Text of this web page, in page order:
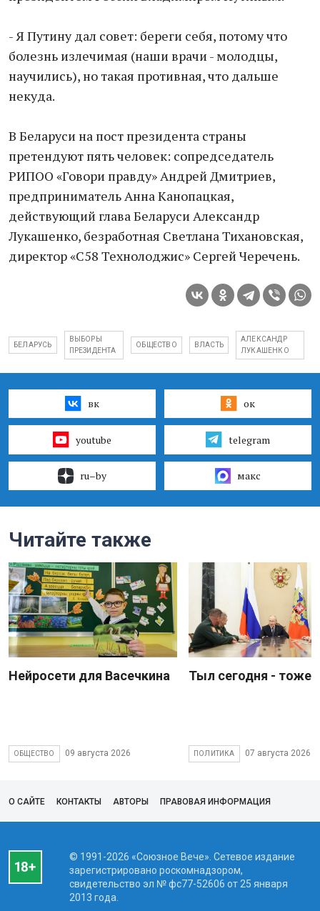
- Я Путину дал совет: береги себя, потому что
болезнь излечимая (наши врачи - молодцы,
научились), но такая противная, что дальше
некуда.
В Беларуси на пост президента страны
претендуют пять человек: сопредседатель
РИПОО «Говори правду» Андрей Дмитриев,
предприниматель Анна Канопацкая,
действующий глава Беларуси Александр
Лукашенко, безработная Светлана Тихановская,
директор «С58 Технолоджис» Сергей Черечень.
БЕЛАРУСЬ
ВЫБОРЫ
ПРЕЗИДЕНТА
ОБЩЕСТВО ВЛАСТЬ
АЛЕКСАНДР
ЛУКАШЕНКО
вк ок
youtube telegram
ru–by макс
Читайте также
Нейросети для Васечкина
ОБЩЕСТВО 09 августа 2026
Тыл сегодня - тоже
ПОЛИТИКА 07 августа 2026
О САЙТЕ КОНТАКТЫ АВТОРЫ ПРАВОВАЯ ИНФОРМАЦИЯ
© 1991-2026 «Союзное Вече». Сетевое издание
зарегистрировано роскомнадзором,
свидетельство эл № фc77-52606 от 25 января
2013 года.